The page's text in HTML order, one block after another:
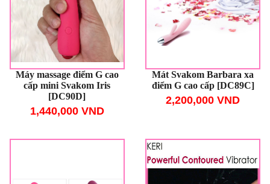
Máy massage điểm G cao
cấp mini Svakom Iris
[DC90D]
1,440,000 VND
Mát Svakom Barbara xa
điểm G cao cấp [DC89C]
2,200,000 VND